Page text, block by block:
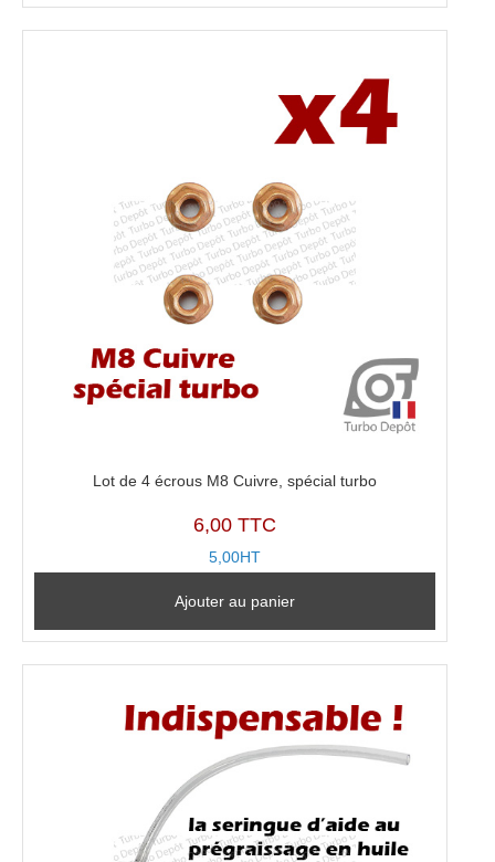
Lot de 4 écrous M8 Cuivre, spécial turbo
6,00 TTC
5,00HT
Ajouter au panier